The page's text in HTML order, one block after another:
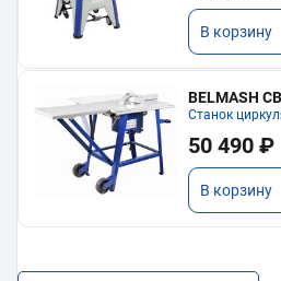
В корзину
BELMASH
Станок
50 490 ₽
В корзину